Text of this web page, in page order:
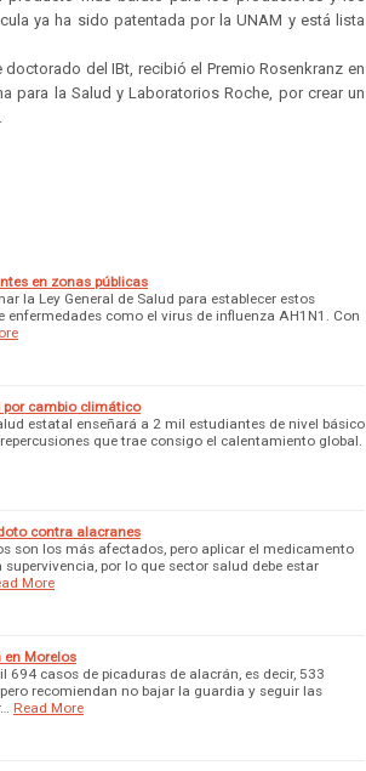
ya ha sido patentada por la UNAM y está lista
del IBt, recibió el Premio Rosenkranz en
para la Salud y Laboratorios Roche, por crear un
en zonas públicas
la Ley General de Salud para establecer estos
como el virus de influenza AH1N1. Con
por cambio climático
estatal enseñará a 2 mil estudiantes de nivel básico
que trae consigo el calentamiento global.
contra alacranes
son los más afectados, pero aplicar el medicamento
por lo que sector salud debe estar
More
en Morelos
694 casos de picaduras de alacrán, es decir, 533
recomiendan no bajar la guardia y seguir las
Read More